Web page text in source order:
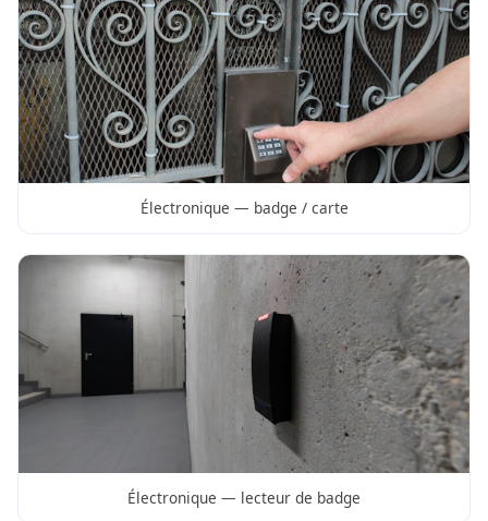
Électronique — badge / carte
Électronique — lecteur de badge